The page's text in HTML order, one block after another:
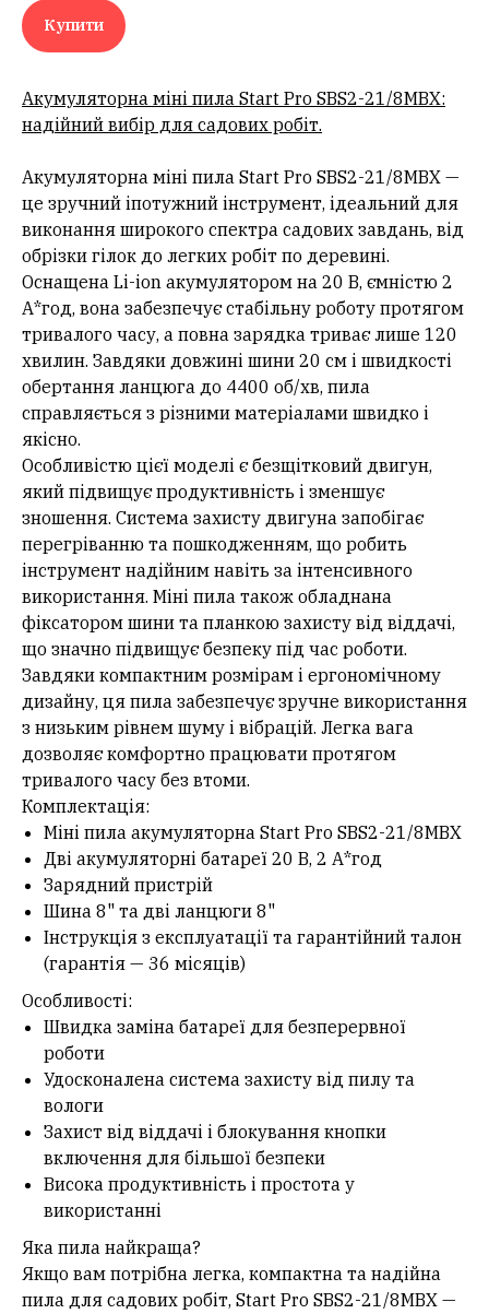
Купити
Акумуляторна міні пила Start Pro SBS2-21/8MBX:
надійний вибір для садових робіт.
Акумуляторна міні пила Start Pro SBS2-21/8MBX —
це зручний іпотужний інструмент, ідеальний для
виконання широкого спектра садових завдань, від
обрізки гілок до легких робіт по деревині.
Оснащена Li-ion акумулятором на 20 В, ємністю 2
А*год, вона забезпечує стабільну роботу протягом
тривалого часу, а повна зарядка триває лише 120
хвилин. Завдяки довжині шини 20 см і швидкості
обертання ланцюга до 4400 об/хв, пила
справляється з різними матеріалами швидко і
якісно.
Особливістю цієї моделі є безщітковий двигун,
який підвищує продуктивність і зменшує
зношення. Система захисту двигуна запобігає
перегріванню та пошкодженням, що робить
інструмент надійним навіть за інтенсивного
використання. Міні пила також обладнана
фіксатором шини та планкою захисту від віддачі,
що значно підвищує безпеку під час роботи.
Завдяки компактним розмірам і ергономічному
дизайну, ця пила забезпечує зручне використання
з низьким рівнем шуму і вібрацій. Легка вага
дозволяє комфортно працювати протягом
тривалого часу без втоми.
Комплектація:
Міні пила акумуляторна Start Pro SBS2-21/8MBX
Дві акумуляторні батареї 20 В, 2 А*год
Зарядний пристрій
Шина 8" та дві ланцюги 8"
Інструкція з експлуатації та гарантійний талон
(гарантія — 36 місяців)
Особливості:
Швидка заміна батареї для безперервної
роботи
Удосконалена система захисту від пилу та
вологи
Захист від віддачі і блокування кнопки
включення для більшої безпеки
Висока продуктивність і простота у
використанні
Яка пила найкраща?
Якщо вам потрібна легка, компактна та надійна
пила для садових робіт, Start Pro SBS2-21/8MBX —